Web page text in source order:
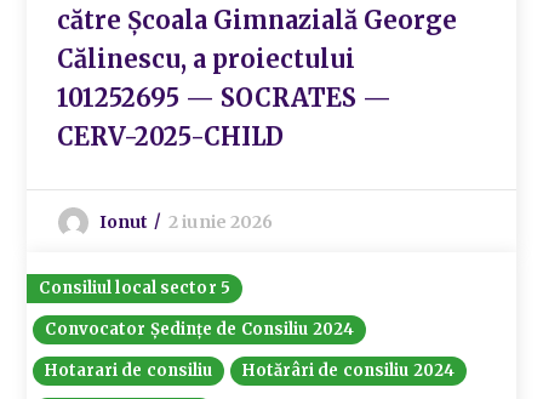
către Şcoala Gimnazială George
Călinescu, a proiectului
101252695 — SOCRATES —
CERV-2025-CHILD
Ionut 2 iunie 2026
Consiliul local sector 5
Convocator Ședințe de Consiliu 2024
Hotarari de consiliu
Hotărâri de consiliu 2024